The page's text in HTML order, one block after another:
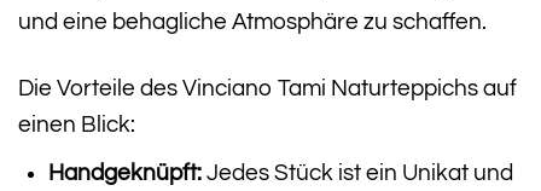
und eine behagliche Atmosphäre zu schaffen.
Die Vorteile des Vinciano Tami Naturteppichs auf
einen Blick:
Handgeknüpft:Jedes Stück ist ein Unikat und